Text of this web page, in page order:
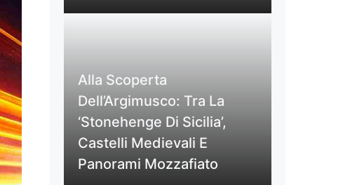
Alla Scoperta
Dell’Argimusco: Tra La
‘Stonehenge Di Sicilia’,
Castelli Medievali E
Panorami Mozzafiato